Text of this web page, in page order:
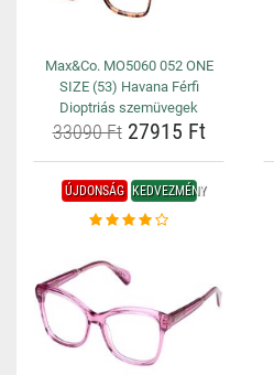
Max&Co. MO5060 052 ONE
SIZE (53) Havana Férfi
Dioptriás szemüvegek
33090 Ft27915 Ft
ÚJDONSÁG KEDVEZMÉNY